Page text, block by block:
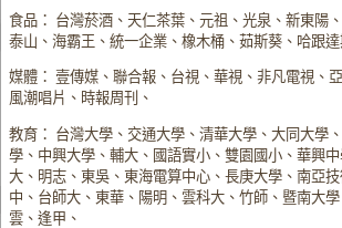
食品： 台灣菸酒、天仁茶葉、元祖、光泉、新東陽
泰山、海霸王、統一企業、橡木桶、茹斯葵、哈跟達
媒體： 壹傳媒、聯合報、台視、華視、非凡電視、
風潮唱片、時報周刊、
教育： 台灣大學、交通大學、清華大學、大同大學
學、中興大學、輔大、國語實小、雙園國小、華興
大、明志、東吳、東海電算中心、長庚大學、南亞
中、台師大、東華、陽明、雲科大、竹師、暨南大
雲、逢甲、